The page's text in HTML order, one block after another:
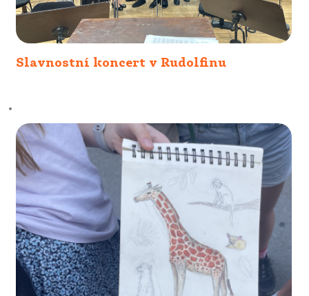
Slavnostní koncert v Rudolfinu